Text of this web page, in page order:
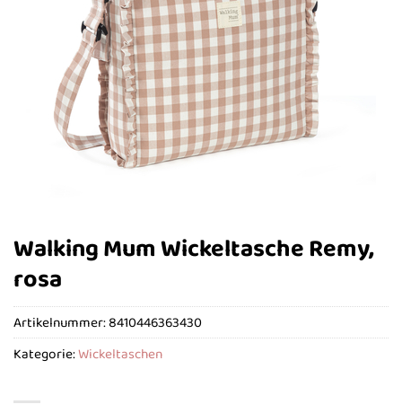
Walking Mum Wickeltasche Remy,
rosa
Artikelnummer:8410446363430
Kategorie:Wickeltaschen